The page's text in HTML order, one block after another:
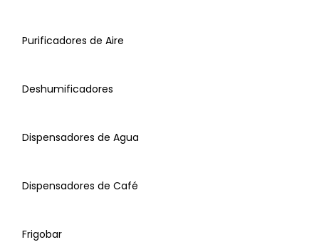
Purificadores de Aire
Deshumificadores
Dispensadores de Agua
Dispensadores de Café
Frigobar